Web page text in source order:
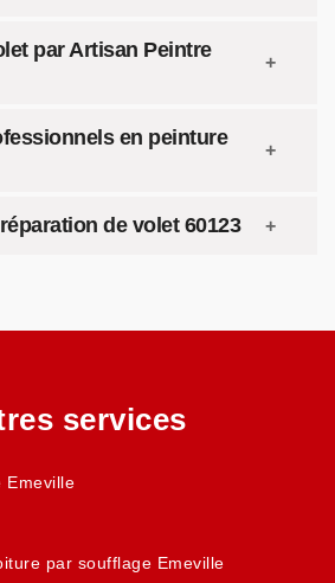
par Artisan Peintre
en peinture
de volet 60123
services
Emeville
par soufflage Emeville